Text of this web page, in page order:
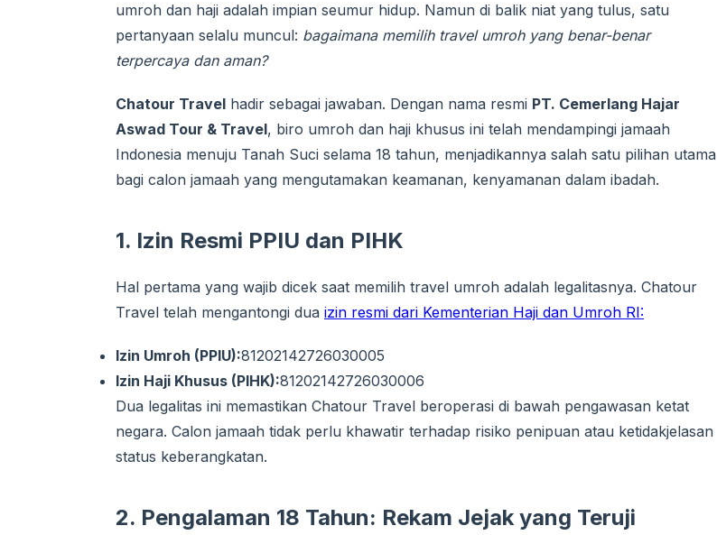
umroh dan haji adalah impian seumur hidup. Namun di balik niat yang tulus, satu
pertanyaan selalu muncul: bagaimana memilih travel umroh yang benar-benar
terpercaya dan aman?
Chatour Travel hadir sebagai jawaban. Dengan nama resmi PT. Cemerlang Hajar
Aswad Tour & Travel, biro umroh dan haji khusus ini telah mendampingi jamaah
Indonesia menuju Tanah Suci selama 18 tahun, menjadikannya salah satu pilihan utama
bagi calon jamaah yang mengutamakan keamanan, kenyamanan dalam ibadah.
1. Izin Resmi PPIU dan PIHK
Hal pertama yang wajib dicek saat memilih travel umroh adalah legalitasnya. Chatour
Travel telah mengantongi dua izin resmi dari Kementerian Haji dan Umroh RI:
Izin Umroh (PPIU):81202142726030005
Izin Haji Khusus (PIHK):81202142726030006
Dua legalitas ini memastikan Chatour Travel beroperasi di bawah pengawasan ketat
negara. Calon jamaah tidak perlu khawatir terhadap risiko penipuan atau ketidakjelasan
status keberangkatan.
2. Pengalaman 18 Tahun: Rekam Jejak yang Teruji